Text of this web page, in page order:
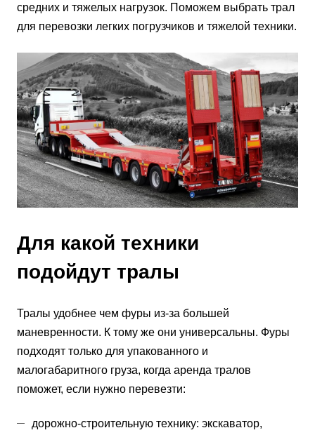
средних и тяжелых нагрузок. Поможем выбрать трал
для перевозки легких погрузчиков и тяжелой техники.
Для какой техники
подойдут тралы
Тралы удобнее чем фуры из-за большей
маневренности. К тому же они универсальны. Фуры
подходят только для упакованного и
малогабаритного груза, когда аренда тралов
поможет, если нужно перевезти:
дорожно-строительную технику: экскаватор,